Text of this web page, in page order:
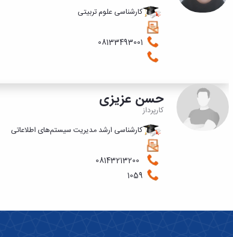
کارشناسی علوم تربیتی
حسن عزیزی
کارپرداز
کارشناسی ارشد مدیریت سیستم‌های اطلاعاتی